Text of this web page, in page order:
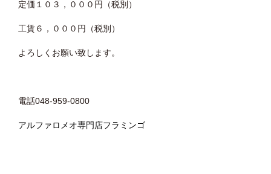
定価１０３，０００円（税別）
工賃６，０００円（税別）
よろしくお願い致します。
電話048-959-0800
アルファロメオ専門店フラミンゴ